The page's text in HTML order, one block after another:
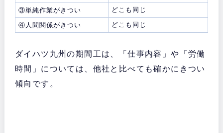
③単純作業がきつい
どこも同じ
④人間関係がきつい どこも同じ
ダイハツ九州の期間工は、「仕事内容」や「労働
時間」については、他社と比べても確かにきつい
傾向です。